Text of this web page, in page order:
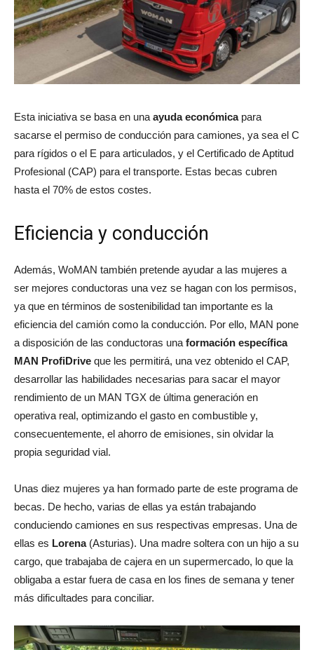
Esta iniciativa se basa en una ayuda económicapara
sacarse el permiso de conducción para camiones, ya sea el C
para rígidos o el E para articulados, y el Certificado de Aptitud
Profesional (CAP) para el transporte. Estas becas cubren
hasta el 70% de estos costes.
Eficiencia y conducción
Además, WoMAN también pretende ayudar a las mujeres a
ser mejores conductoras una vez se hagan con los permisos,
ya que en términos de sostenibilidad tan importante es la
eficiencia del camión como la conducción. Por ello, MAN pone
a disposición de las conductoras una formación específica
MAN ProfiDrive que les permitirá, una vez obtenido el CAP,
desarrollar las habilidades necesarias para sacar el mayor
rendimiento de un MAN TGX de última generación en
operativa real, optimizando el gasto en combustible y,
consecuentemente, el ahorro de emisiones, sin olvidar la
propia seguridad vial.
Unas diez mujeres ya han formado parte de este programa de
becas. De hecho, varias de ellas ya están trabajando
conduciendo camiones en sus respectivas empresas. Una de
ellas es Lorena(Asturias). Una madre soltera con un hijo a su
cargo, que trabajaba de cajera en un supermercado, lo que la
obligaba a estar fuera de casa en los fines de semana y tener
más dificultades para conciliar.